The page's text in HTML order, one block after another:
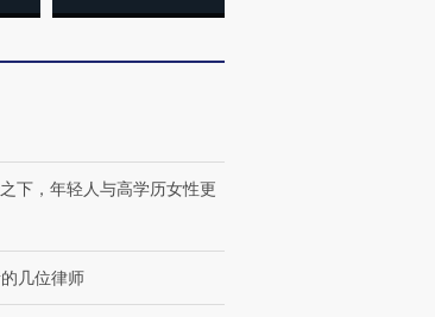
【特别呈现】寻找100种
CFO：不靠规模取胜，华
下，年轻人与高学历女性更
几位律师